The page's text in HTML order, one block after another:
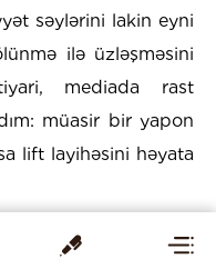
səylərini lakin eyni
ilə üzləşməsini
mediada rast
müasir bir yapon
lift layihəsini həyata
konsepsiyalarında